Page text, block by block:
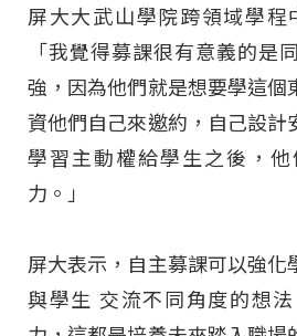
屏大大武山學院跨領域學程
「我覺得募課很有意義的是
強，因為他們就是想要學這個
資他們自己來邀約，自己設計
學習主動權給學生之後，
力。」
屏大表示，自主募課可以強化
與學生 交流不同角度的想